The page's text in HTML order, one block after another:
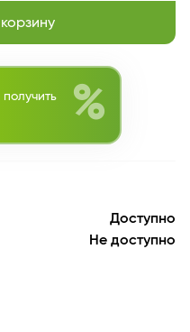
получить
%
Доступно
Не доступно